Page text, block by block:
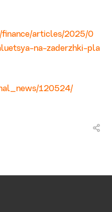
articles/2025/0
na-zaderzhki-pla
120524/